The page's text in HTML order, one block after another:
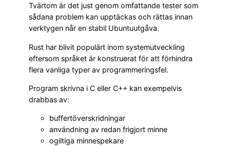
Tvärtom är det just genom omfattande tester som
sådana problem kan upptäckas och rättas innan
verktygen når en stabil Ubuntuutgåva.
Rust har blivit populärt inom systemutveckling
eftersom språket är konstruerat för att förhindra
flera vanliga typer av programmeringsfel.
Program skrivna i C eller C++ kan exempelvis
drabbas av:
buffertöverskridningar
användning av redan frigjort minne
ogiltiga minnespekare